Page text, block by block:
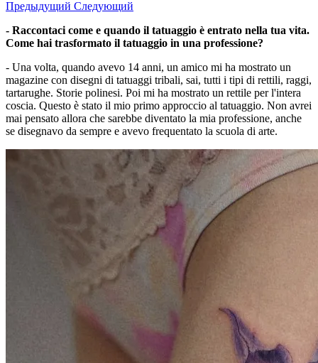
Предыдущий Следующий
- Raccontaci come e quando il tatuaggio è entrato nella tua vita.
Come hai trasformato il tatuaggio in una professione?
- Una volta, quando avevo 14 anni, un amico mi ha mostrato un
magazine con disegni di tatuaggi tribali, sai, tutti i tipi di rettili, raggi,
tartarughe. Storie polinesi. Poi mi ha mostrato un rettile per l'intera
coscia. Questo è stato il mio primo approccio al tatuaggio. Non avrei
mai pensato allora che sarebbe diventato la mia professione, anche
se disegnavo da sempre e avevo frequentato la scuola di arte.